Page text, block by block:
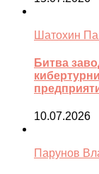
Шатохин
Битва
10.07.2026
Парунов